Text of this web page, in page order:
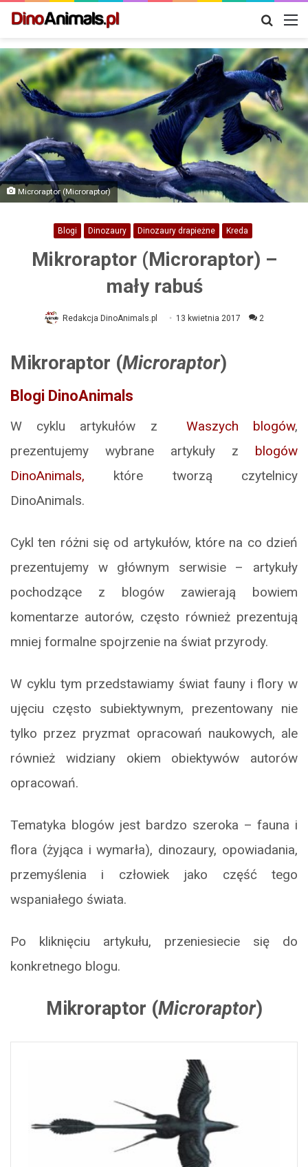
Szukaj
Microraptor (Microraptor)
Blogi Dinozaury Dinozaury drapieżne Kreda
Mikroraptor (Microraptor) –
mały rabuś
Redakcja DinoAnimals.pl 13 kwietnia 2017 2
Mikroraptor (Microraptor)
Blogi DinoAnimals
W cyklu artykułów z Waszych blogów,
prezentujemy wybrane artykuły z blogów
DinoAnimals, które tworzą czytelnicy
DinoAnimals.
Cykl ten różni się od artykułów, które na co dzień
prezentujemy w głównym serwisie – artykuły
pochodzące z blogów zawierają bowiem
komentarze autorów, często również prezentują
mniej formalne spojrzenie na świat przyrody.
W cyklu tym przedstawiamy świat fauny i flory w
ujęciu często subiektywnym, prezentowany nie
tylko przez pryzmat opracowań naukowych, ale
również widziany okiem obiektywów autorów
opracowań.
Tematyka blogów jest bardzo szeroka – fauna i
flora (żyjąca i wymarła), dinozaury, opowiadania,
przemyślenia i człowiek jako część tego
wspaniałego świata.
Po kliknięciu artykułu, przeniesiecie się do
konkretnego blogu.
Mikroraptor (Microraptor)